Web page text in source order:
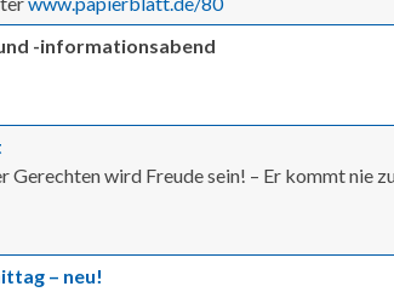
-informationsabend
Gerechten wird Freude sein! – Er kommt nie
– neu!